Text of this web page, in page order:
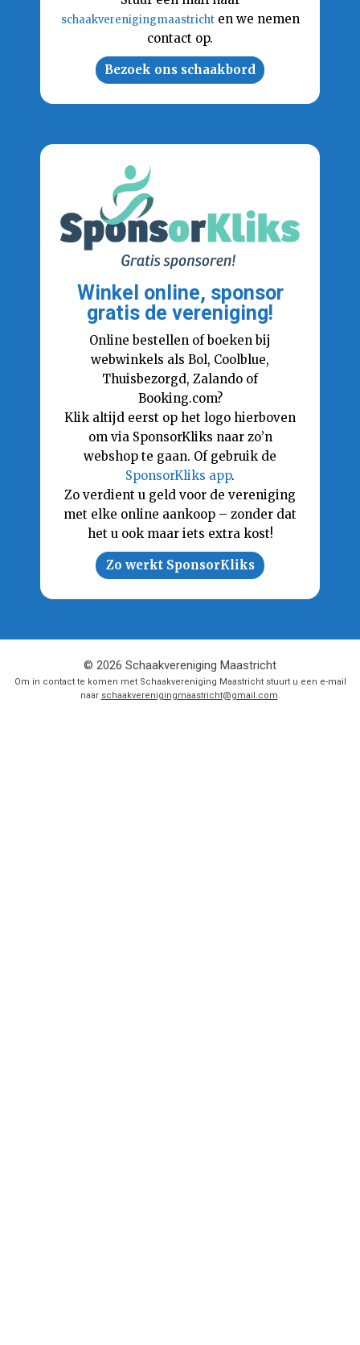
schaakverenigingmaastrichten we nemen
contact op.
Bezoek ons schaakbord
Winkel online, sponsor
gratis de vereniging!
Online bestellen of boeken bij
webwinkels als Bol, Coolblue,
Thuisbezorgd, Zalando of
Booking.com?
Klik altijd eerst op het logo hierboven
om via SponsorKliks naar zo’n
webshop te gaan. Of gebruik de
SponsorKliks app.
Zo verdient u geld voor de vereniging
met elke online aankoop – zonder dat
het u ook maar iets extra kost!
Zo werkt SponsorKliks
© 2026 Schaakvereniging Maastricht
Om in contact te komen met Schaakvereniging Maastricht stuurt u een e-mail
naar schaakverenigingmaastricht@gmail.com.